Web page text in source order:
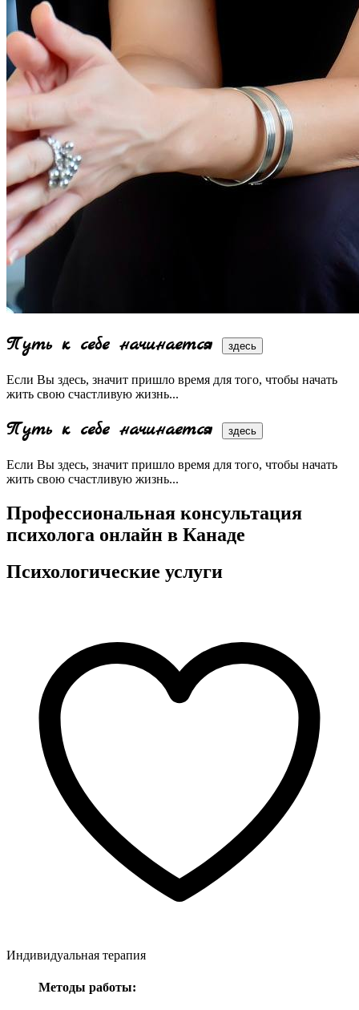
Путь к себе начинается здесь
Если Вы здесь, значит пришло время для того, чтобы начать
жить свою счастливую жизнь...
Путь к себе начинается здесь
Если Вы здесь, значит пришло время для того, чтобы начать
жить свою счастливую жизнь...
Профессиональная консультация
психолога онлайн в Канаде
Психологические услуги
Индивидуальная терапия
Методы работы: